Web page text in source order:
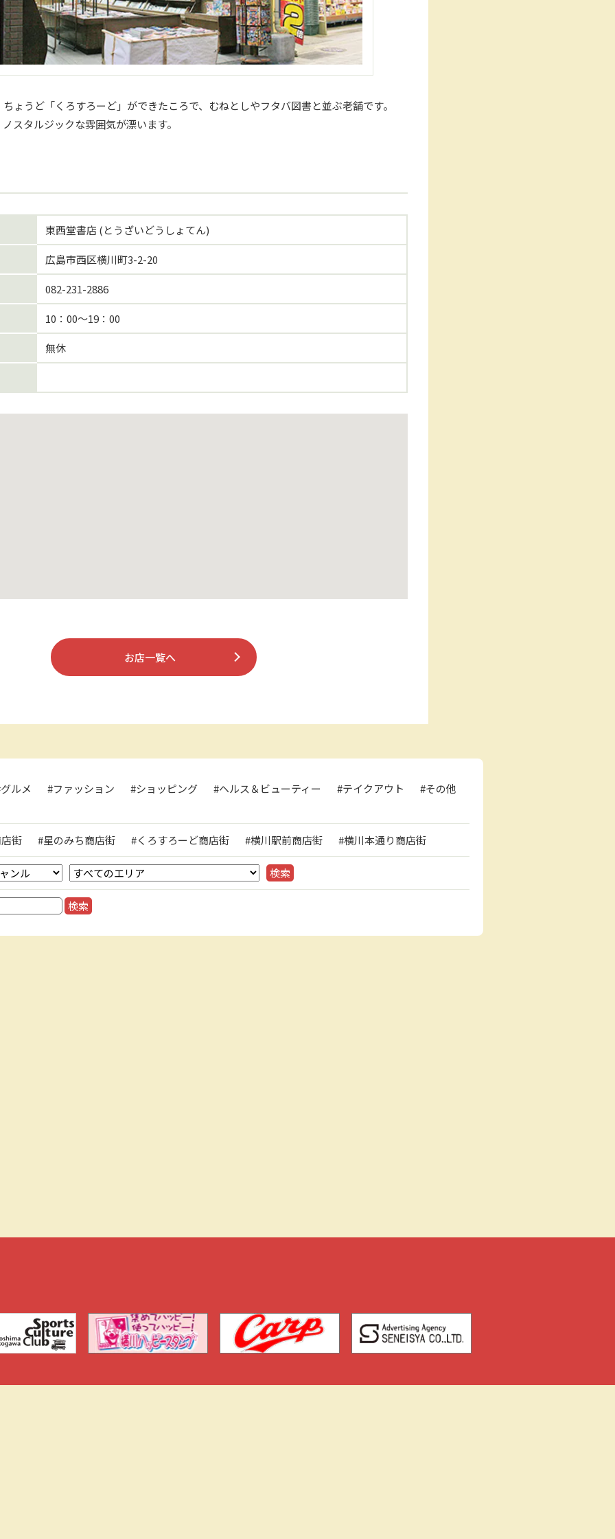
ょうど「くろすろーど」ができたころで、むねとしやフタバ図書と並ぶ老舗です。
スタルジックな雰囲気が漂います。
東西堂書店 (とうざいどうしょてん)
広島市西区横川町3-2-20
082-231-2886
10：00～19：00
無休
お店一覧へ
ルメ #ファッション #ショッピング #ヘルス＆ビューティー #テイクアウト
#その他
街 #星のみち商店街 #くろすろーど商店街 #横川駅前商店街 #横川本通り商店街